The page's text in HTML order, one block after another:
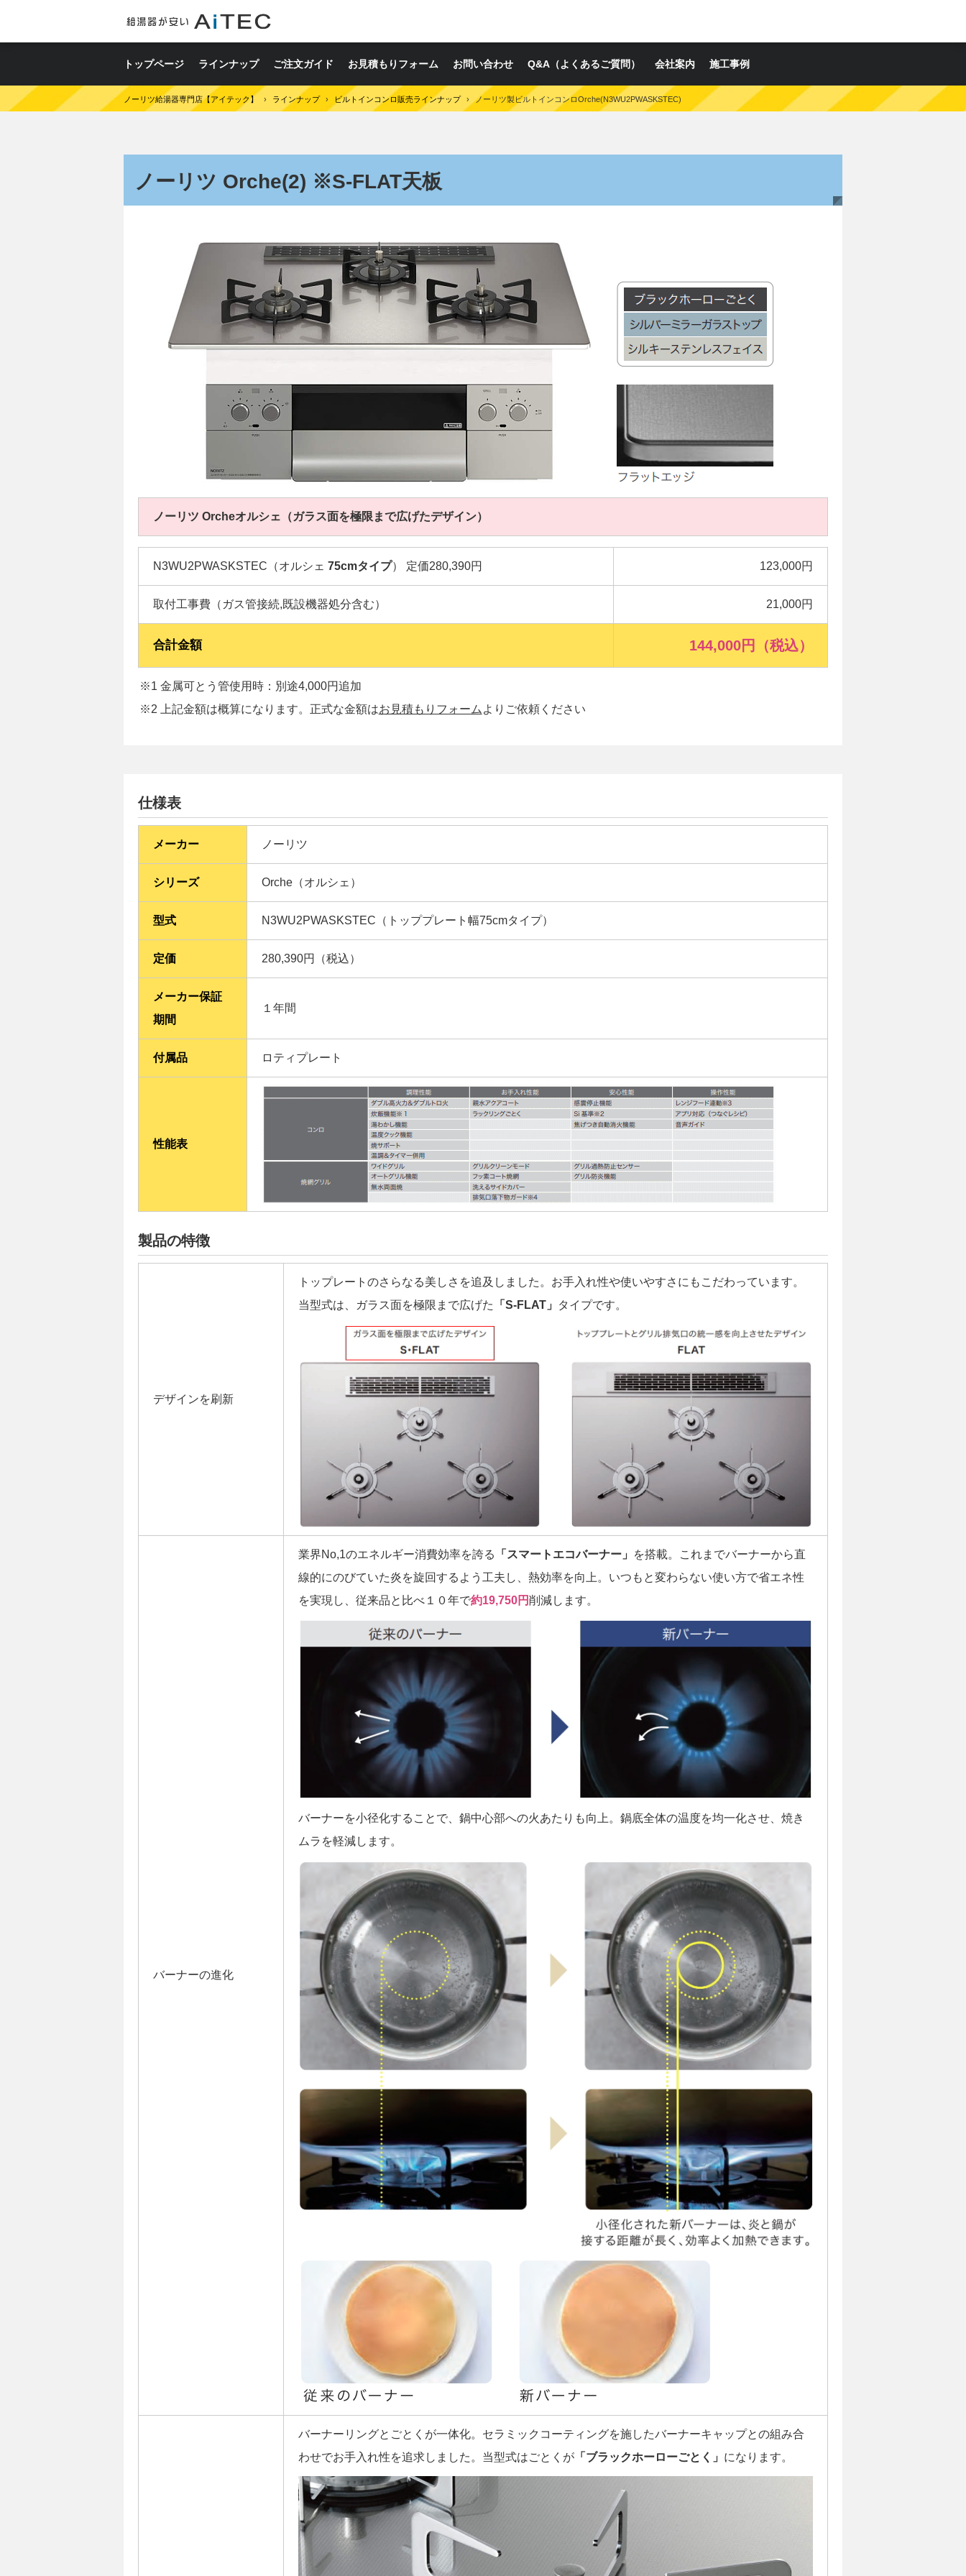
トップページ ラインナップ ご注文ガイド お見積もりフォーム お問い合わせ Q&A（よくあるご質問） 会社案内 施工事例
ノーリツ給湯器専門店【アイテック】 › ラインナップ › ビルトインコンロ販売ラインナップ › ノーリツ製ビルトインコンロOrche(N3WU2PWASKSTEC)
ノーリツ Orche(2) ※S-FLAT天板
ノーリツ Orcheオルシェ（ガラス面を極限まで広げたデザイン）
N3WU2PWASKSTEC（オルシェ 75cmタイプ） 定価280,390円 123,000円
取付工事費（ガス管接続,既設機器処分含む） 21,000円
合計金額 144,000円（税込）
※1 金属可とう管使用時：別途4,000円追加
※2 上記金額は概算になります。正式な金額はお見積もりフォーム よりご依頼ください
仕様表
メーカー ノーリツ
シリーズ Orche（オルシェ）
型式 N3WU2PWASKSTEC（トッププレート幅75cmタイプ）
定価 280,390円（税込）
メーカー保証
期間
１年間
付属品 ロティプレート
性能表
製品の特徴
デザインを刷新
トップレートのさらなる美しさを追及しました。お手入れ性や使いやすさにもこだわっています。
当型式は、ガラス面を極限まで広げた
「S-FLAT」 タイプです。
バーナーの進化
業界No,1のエネルギー消費効率を誇る 「スマートエコバーナー」
を搭載。これまでバーナーから直
線的にのびていた炎を旋回するよう工夫し、熱効率を向上。いつもと変わらない使い方で省エネ性
を実現し、従来品と比べ１０年で約19,750円削減します。
バーナーを小径化することで、鍋中心部への火あたりも向上。鍋底全体の温度を均一化させ、焼き
ムラを軽減します。
バーナーリングとごとくが一体化。セラミックコーティングを施したバーナーキャップとの組み合
わせでお手入れ性を追求しました。当型式はごとくが 「ブラックホーローごとく」 になります。